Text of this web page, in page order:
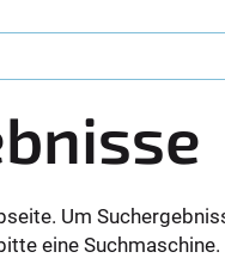
Um
eine Suchmaschine.